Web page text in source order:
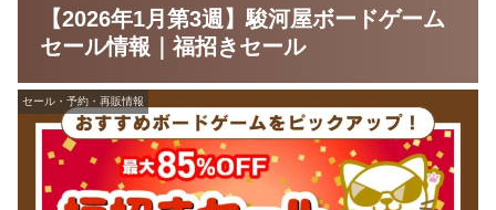
【2026年1月第3週】駿河屋ボードゲーム
セール情報｜福招きセール
セール・予約・再販情報